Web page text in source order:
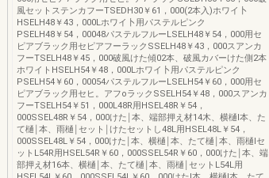
風セットステンカフーTSEDH30￥61，000(2本入)ホワイ卜
HSELH48￥43，000Lホワイ卜用パステルピンク
PSELH48￥54，00048パステルフルーLSELH48￥54，000用セ
ピアブラック用セピアフーラックSSELH48￥43，000スアンカ
フーTSELH48￥45，000破風けた傾02本、破風カバーけた側2本
ホワイトHSELH54￥48，000Lホワイ卜用パステルピンク
PSELH54￥60，00054パステルフルーLSELH54￥60，000用セ
ピアブラック用セヒ。アフoラックSSELH54￥48，000スアンカ
フーTSELH54￥51，000L48R用HSEL48R￥54，
000SSEL48R￥54，000けた￨本、端部押え材14木、横樋l本、た
て樋￨本、雨樋￨セット￨けたセットし48L用HSEL48L￥54，
000SSEL48L￥54，000けた￨本、横樋￨本、たて樋￨本、雨樋lセ
ットL54R用HSEL54R￥60，000SSEL54R￥60，000けた￨本、端
部押え材16本、横樋￨本、たて樋￨本、雨樋￨セットL54L用